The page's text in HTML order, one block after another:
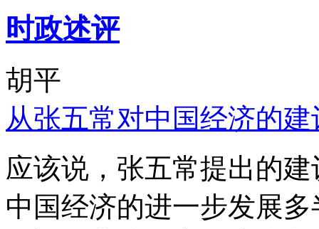
时政述评
胡平
从张五常对中国经济的
应该说，张五常提出的
中国经济的进一步发展